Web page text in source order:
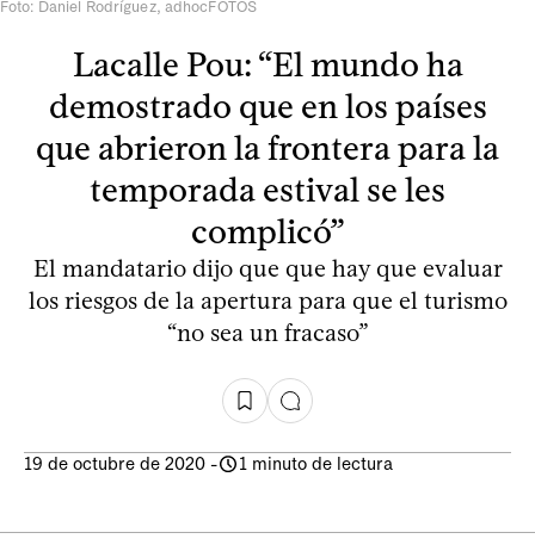
Foto: Daniel Rodríguez, adhocFOTOS
Lacalle Pou: “El mundo ha
demostrado que en los países
que abrieron la frontera para la
temporada estival se les
complicó”
El mandatario dijo que que hay que evaluar
los riesgos de la apertura para que el turismo
“no sea un fracaso”
19 de octubre de 2020 - 1 minuto de lectura